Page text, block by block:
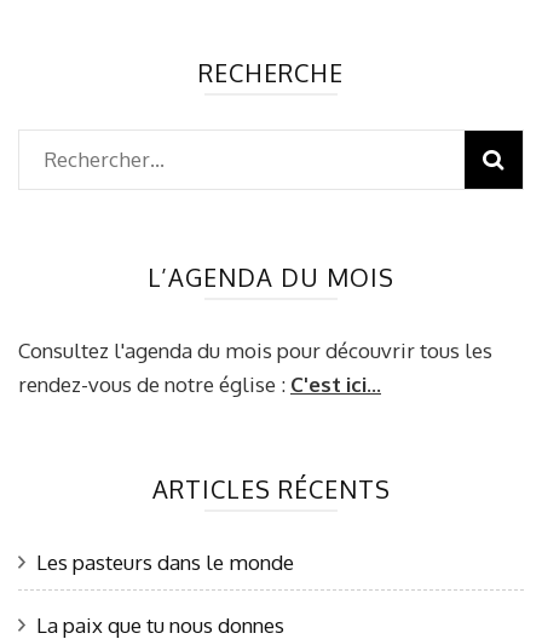
RECHERCHE
Rechercher :
L’AGENDA DU MOIS
Consultez l'agenda du mois pour découvrir tous les
rendez-vous de notre église : C'est ici...
ARTICLES RÉCENTS
Les pasteurs dans le monde
La paix que tu nous donnes